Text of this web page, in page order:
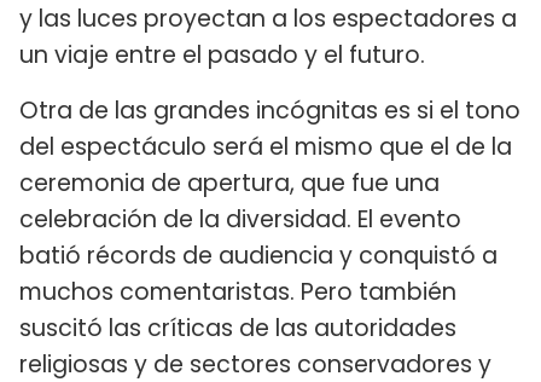
y las luces proyectan a los espectadores a
un viaje entre el pasado y el futuro.
Otra de las grandes incógnitas es si el tono
del espectáculo será el mismo que el de la
ceremonia de apertura, que fue una
celebración de la diversidad. El evento
batió récords de audiencia y conquistó a
muchos comentaristas. Pero también
suscitó las críticas de las autoridades
religiosas y de sectores conservadores y